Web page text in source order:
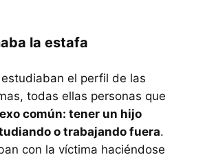
la estafa
el perfil de las
todas ellas personas que
común: tener un hijo
o trabajando fuera.
con la víctima haciéndose